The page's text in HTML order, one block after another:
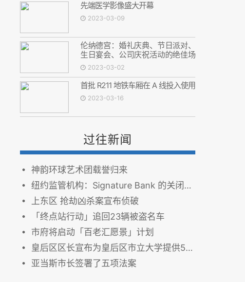
先端医学影像盛大开幕
2023-03-09
伦纳德宫：婚礼庆典、节日派对、
生日宴会、公司庆祝活动的绝佳场
所2023-03-02
首批 R211 地铁车厢在 A 线投入使用
2023-03-16
过往新闻
神韵环球艺术团载誉归来
纽约监管机构：Signature Bank 的关闭「与加密货币无关」
上东区 抢劫凶杀案宣布侦破
「终点站行动」追回23辆被盗名车
市府将启动「百老汇愿景」计划
皇后区区长宣布为皇后区市立大学提供550万美元的资金
亚当斯市长签署了五项法案